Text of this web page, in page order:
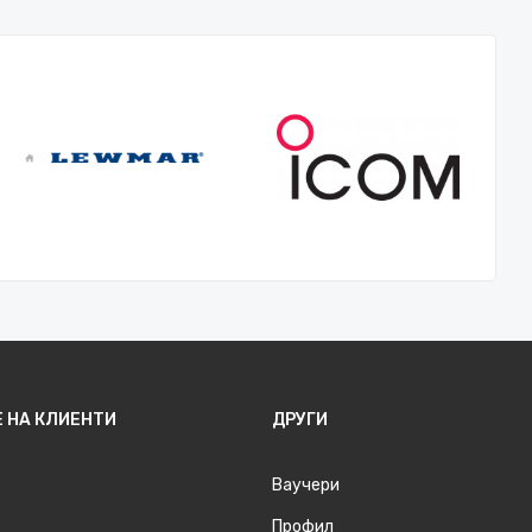
КЛИЕНТИ ДРУГИ
Ваучери
Профил